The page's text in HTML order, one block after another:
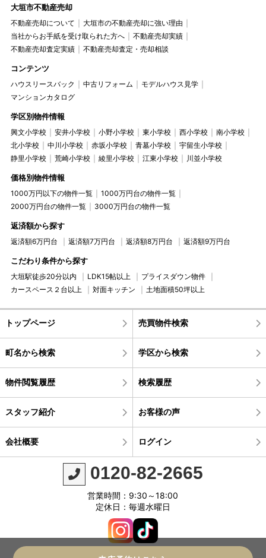
大垣市不動産売却
不動産売却について
大垣市の不動産売却に強い理由
当社からお手紙を受け取られた方へ
不動産売却実績
不動産売却査定実績
不動産売却査定・売却相談
コンテンツ
ハウスリースバック 中古リフォーム
モデルハウス見学
マンションカタログ
学区別物件情報
興文小学校 安井小学校 小野小学校 東小学校 西小学校
南小学校
北小学校
中川小学校 赤坂小学校 青墓小学校
宇留生小学校
静里小学校
荒崎小学校 綾里小学校 江東小学校 川並小学校
価格別物件情報
1000万円以下の物件一覧
1000万円台の物件一覧
2000万円台の物件一覧
3000万円台の物件一覧
返済額から探す
返済額6万円台 返済額7万円台 返済額8万円台 返済額9万円台
こだわり条件から探す
大垣駅徒歩20分以内 LDK15帖以上
プライスダウン物件
カースペース２台以上
対面キッチン 土地面積50坪以上
トップページ 売買物件検索
町名から検索 学区から検索
物件閲覧履歴 検索履歴
スタッフ紹介 お客様の声
会社概要 ログイン
0120-82-2665
営業時間：9:30～18:00
定休日：毎週水曜日